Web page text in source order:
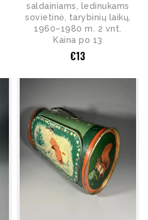
saldainiams, ledinukams
sovietinė, tarybinių laikų,
1960–1980 m. 2 vnt.
Kaina po 13
€13